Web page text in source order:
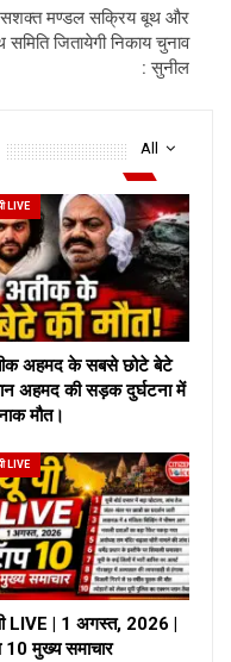
सशक्त मण्डल सक्रिय बूथ और
समिति जितायेगी निकाय चुनाव
: सुनील
All
LIVE
अहमद के सबसे छोटे बेटे
अहमद की सड़क दुर्घटना में
मौत।
LIVE
LIVE | 1 अगस्त, 2026 |
10 मुख्य समाचार